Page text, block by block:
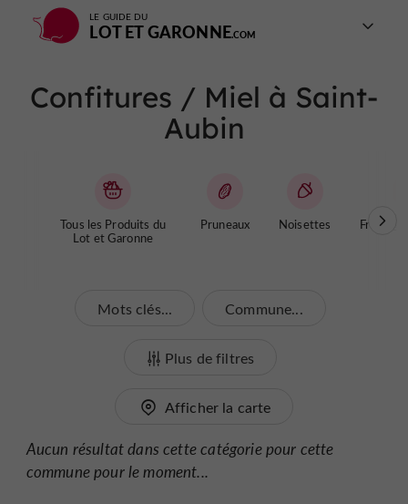
LE GUIDE DU
LOT ET GARONNE
Confitures / Miel à Saint-
Aubin
Tous les Produits du
Lot et Garonne
Pruneaux Noisettes
Mots clés... Commune...
Plus de filtres
Afficher la carte
Aucun résultat dans cette catégorie pour cette
commune pour le moment...